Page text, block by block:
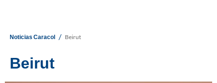
Noticias Caracol / Beirut
Beirut